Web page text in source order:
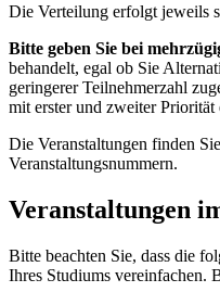
Die Verteilung erfolgt jeweils
Bitte geben Sie bei
behandelt, egal ob Sie
geringerer Teilnehmerzahl
mit erster und zweiter Priorität
Die Veranstaltungen finden
Veranstaltungsnummern.
Veranstaltungen
Bitte beachten Sie, dass die
Ihres Studiums vereinfachen.